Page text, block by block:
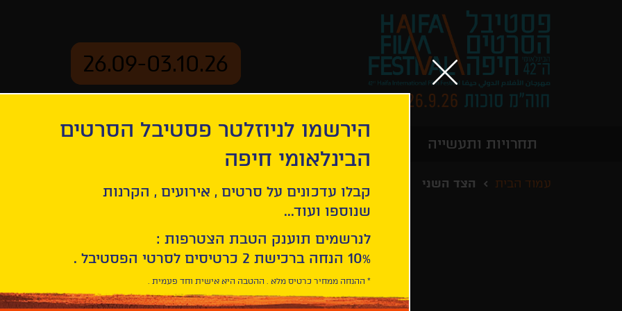
26.09-03.10.26
תחרויות ותעשייה
עמוד הבית הצד השני
הירשמו לניוזלטר פסטיבל הסרטים
הבינלאומי חיפה
קבלו עדכונים על סרטים , אירועים , הקרנות
שנוספו ועוד...
לנרשמים תוענק הטבת הצטרפות :
10% הנחה ברכישת 2 כרטיסים לסרטי הפסטיבל .
* ההנחה ממחיר כרטיס מלא . ההטבה היא אישית וחד פעמית .